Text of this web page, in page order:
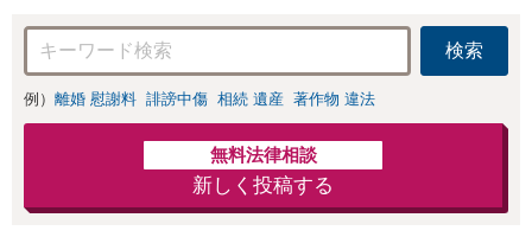
数】【休日・夜間
相談OK】【上尾駅
7分】
検索
例） 離婚 慰謝料 誹謗中傷 相続 遺産 著作物 違法
無料法律相談
新しく投稿する